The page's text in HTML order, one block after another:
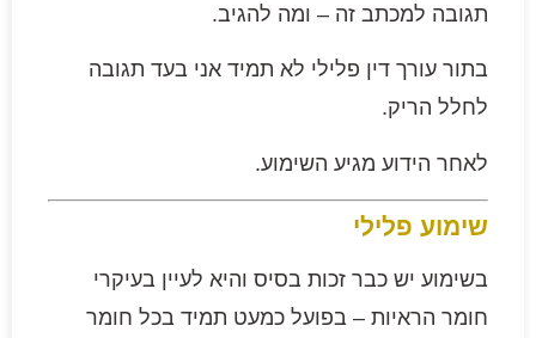
תגובה למכתב זה – ומה להגיב.
בתור עורך דין פלילי לא תמיד אני בעד תגובה
לחלל הריק.
לאחר הידוע מגיע השימוע.
שימוע פלילי
בשימוע יש כבר זכות בסיס והיא לעיין בעיקרי
חומר הראיות – בפועל כמעט תמיד בכל חומר